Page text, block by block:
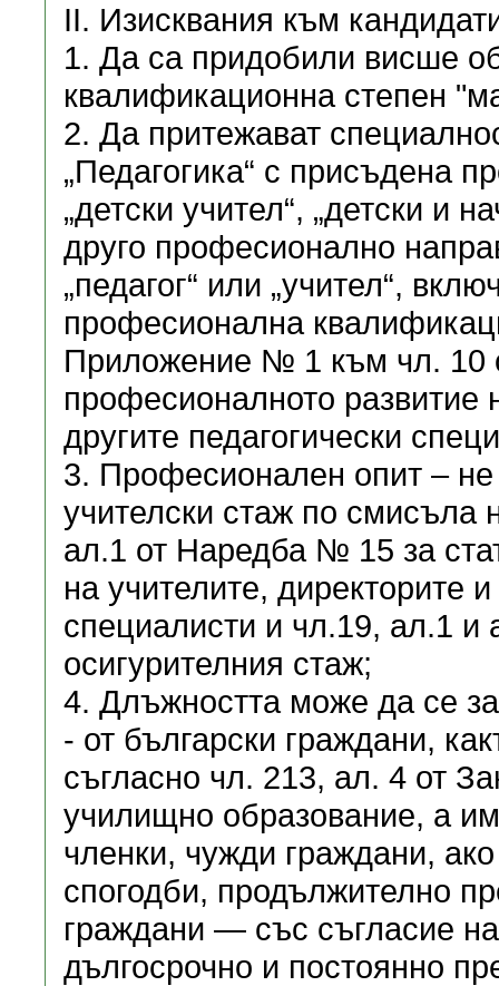
II. Изисквания към
1. Да са придобили висше
квалификационна степен
2. Да притежават
„Педагогика“ с присъдена
„детски учител“, „детски и
друго професионално
„педагог“ или „учител“,
професионална
Приложение № 1 към чл. 10
професионалното развитие
другите педагогически
3. Професионален опит –
учителски стаж по
ал.1 от Наредба № 15 за
на учителите, директорите
специалисти и чл.19, ал.1 и
осигурителния стаж;
4. Длъжността може да се
- от български граждани,
съгласно чл. 213, ал. 4 от
училищно образование, а
членки, чужди граждани,
спогодби, продължително
граждани — със съгласие
дългосрочно и постоянно